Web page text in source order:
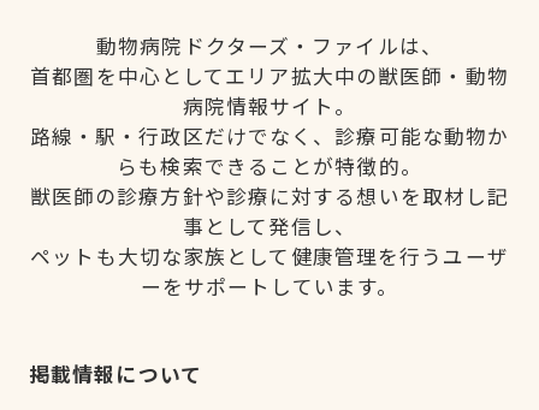
動物病院ドクターズ・ファイルは、
首都圏を中心としてエリア拡大中の獣医師・動物
病院情報サイト。
路線・駅・行政区だけでなく、診療可能な動物か
らも検索できることが特徴的。
獣医師の診療方針や診療に対する想いを取材し記
事として発信し、
ペットも大切な家族として健康管理を行うユーザ
ーをサポートしています。
掲載情報について